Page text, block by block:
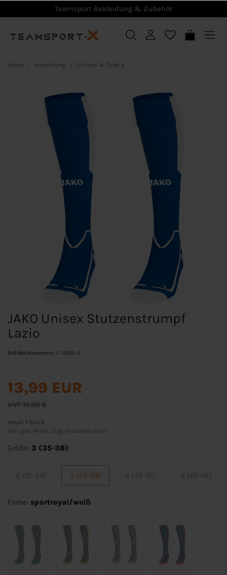
Teamsport Bekleidung & Zubehör
Home Ausrüstung Stutzen & Tube´s
JAKO Unisex Stutzenstrumpf
Lazio
Artikelnummer J-3866-U
UVP 15,99 €
13,99 EUR
Inhalt 1 Stück
inkl. ges. MwSt. zzgl.
Versandkosten
Größe: 3 (35-38)
2 (31-34) 3 (35-38) 4 (39-42) 5 (43-46)
Farbe: sportroyal/weiß